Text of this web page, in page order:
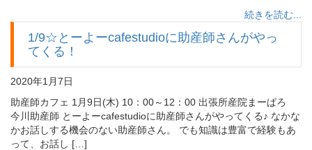
続きを読む...
1/9☆とーよーcafestudioに助産師さんがやっ
てくる！
2020年1月7日
助産師カフェ 1月9日(木) 10：00～12：00 出張所産院まーぱろ
今川助産師 とーよーcafestudioに助産師さんがやってくる♪ なかな
かお話しする機会のない助産師さん。 でも知識は豊富で経験もあ
って、お話し […]